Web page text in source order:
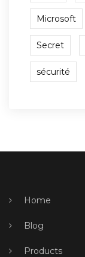
Microsoft
Secret
sécurité
Home
Blog
Products